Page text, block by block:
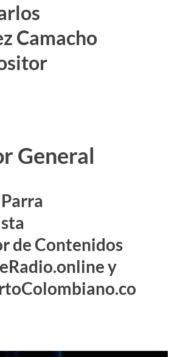
Camacho
General
de Contenidos
y